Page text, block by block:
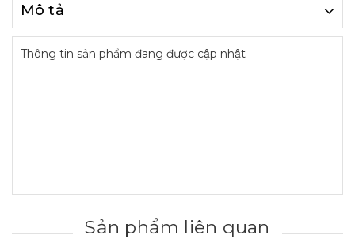
Mô tả
Thông tin sản phẩm đang được cập nhật
Sản phẩm liên quan